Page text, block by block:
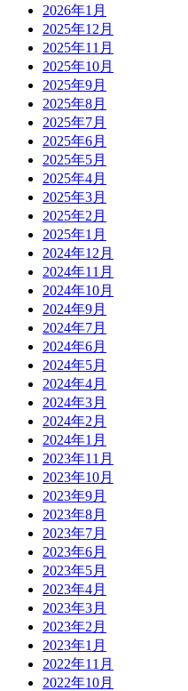
2026年1月
2025年12月
2025年11月
2025年10月
2025年9月
2025年8月
2025年7月
2025年6月
2025年5月
2025年4月
2025年3月
2025年2月
2025年1月
2024年12月
2024年11月
2024年10月
2024年9月
2024年7月
2024年6月
2024年5月
2024年4月
2024年3月
2024年2月
2024年1月
2023年11月
2023年10月
2023年9月
2023年8月
2023年7月
2023年6月
2023年5月
2023年4月
2023年3月
2023年2月
2023年1月
2022年11月
2022年10月